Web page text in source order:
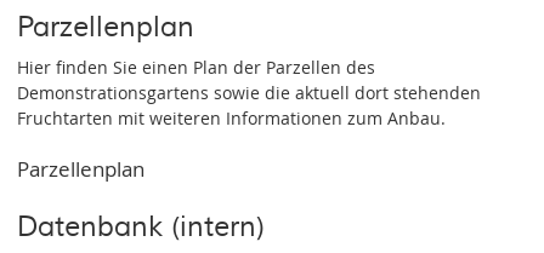
Parzellenplan
Hier finden Sie einen Plan der Parzellen des
Demonstrationsgartens sowie die aktuell dort stehenden
Fruchtarten mit weiteren Informationen zum Anbau.
Parzellenplan
Datenbank (intern)